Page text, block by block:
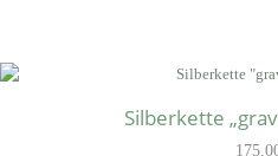
Silberkette